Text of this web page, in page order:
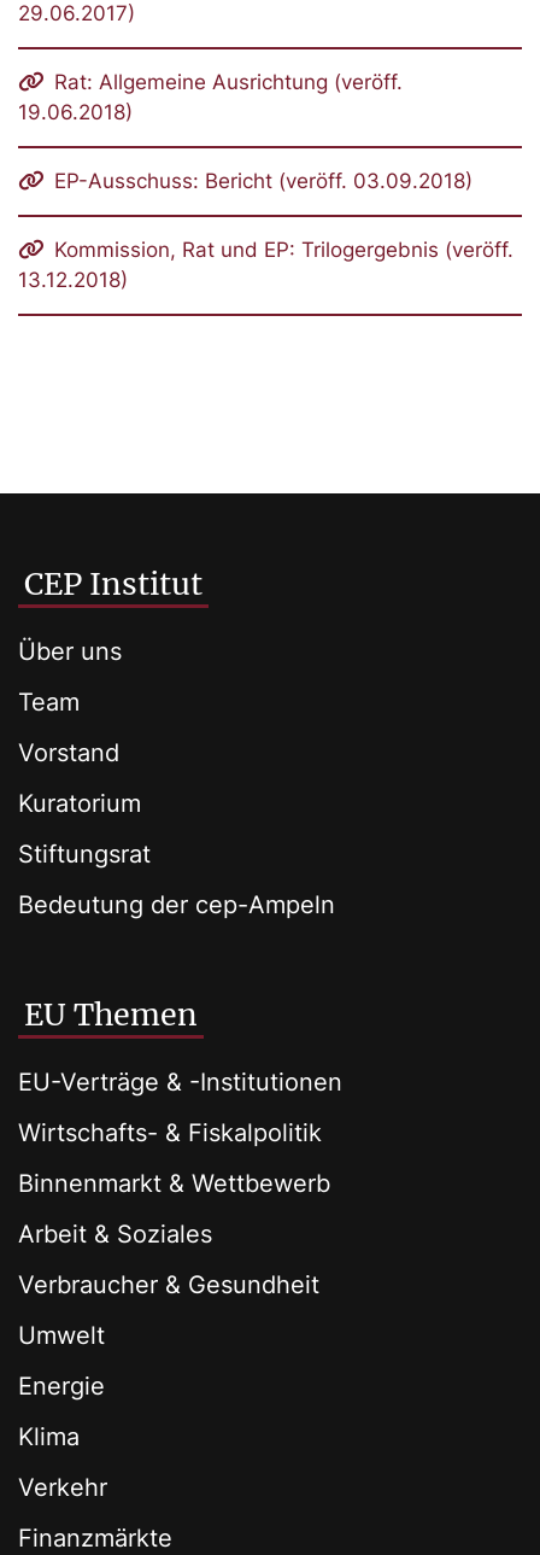
29.06.2017)
Rat: Allgemeine Ausrichtung (veröff.
19.06.2018)
EP-Ausschuss: Bericht (veröff. 03.09.2018)
Kommission, Rat und EP: Trilogergebnis (veröff.
13.12.2018)
CEP Institut
Über uns
Team
Vorstand
Kuratorium
Stiftungsrat
Bedeutung der cep-Ampeln
EU Themen
EU-Verträge & -Institutionen
Wirtschafts- & Fiskalpolitik
Binnenmarkt & Wettbewerb
Arbeit & Soziales
Verbraucher & Gesundheit
Umwelt
Energie
Klima
Verkehr
Finanzmärkte